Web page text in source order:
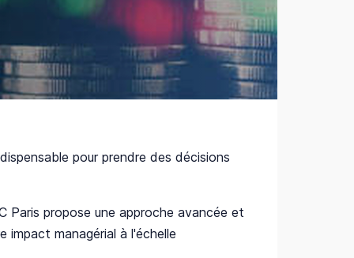
pour prendre des décisions
Paris propose une approche avancée et
managérial à l'échelle